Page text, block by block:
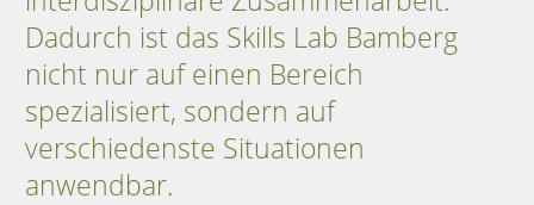
Dadurch ist das Skills Lab Bamberg
nicht nur auf einen Bereich
spezialisiert, sondern auf
verschiedenste Situationen
anwendbar.